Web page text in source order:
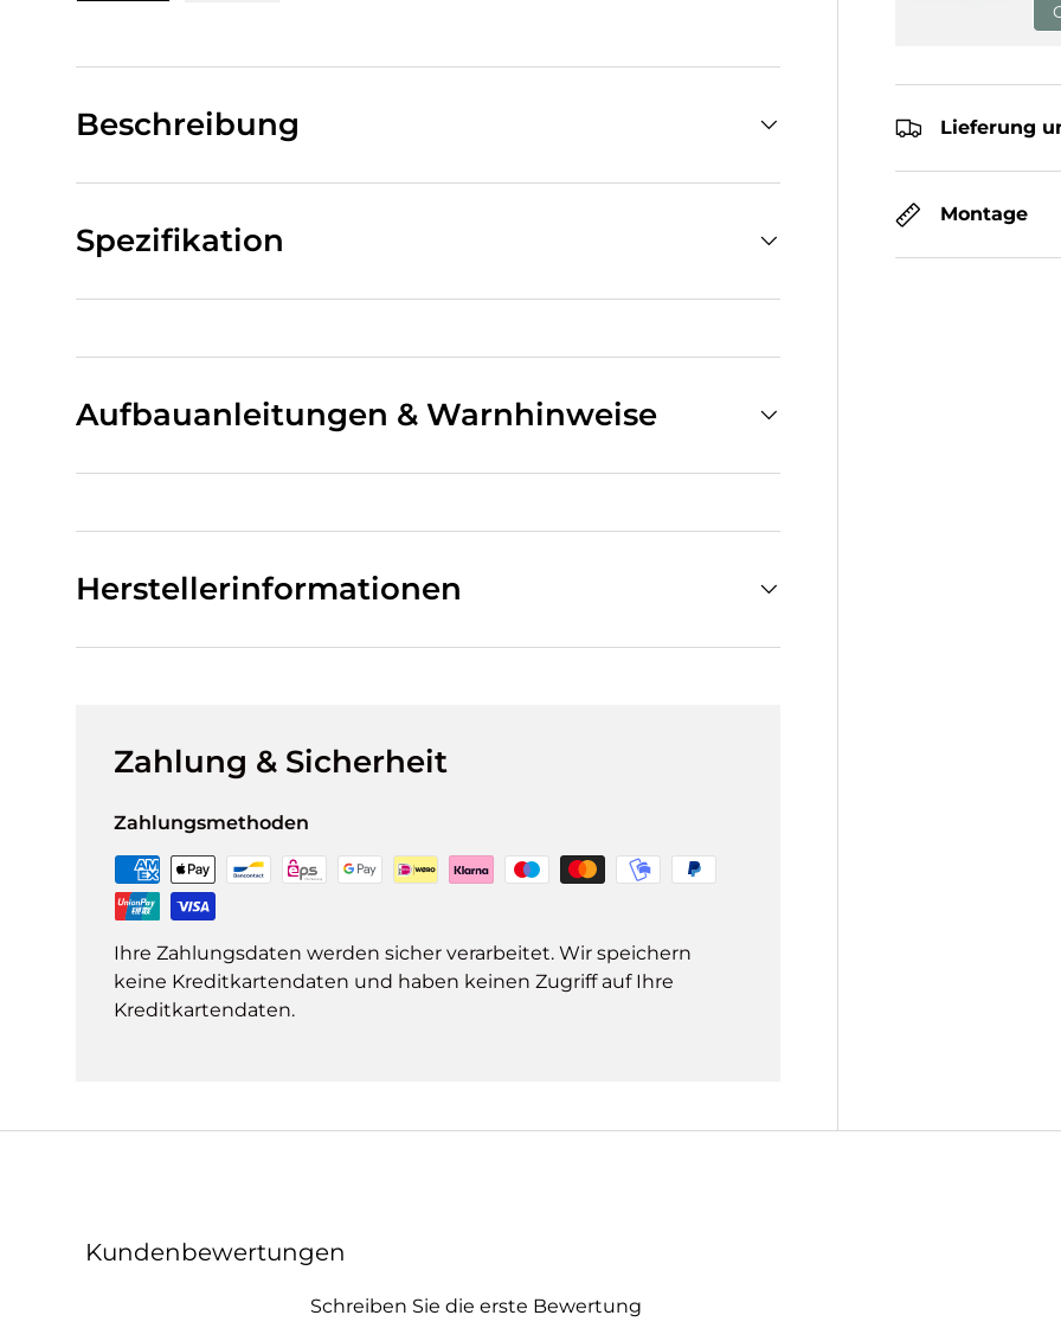
Lieferung
Montage
Beschreibung
Spezifikation
Aufbauanleitungen & Warnhinweise
Herstellerinformationen
Zahlung & Sicherheit
Zahlungsmethoden
Ihre Zahlungsdaten werden sicher verarbeitet. Wir speichern
keine Kreditkartendaten und haben keinen Zugriff auf Ihre
Kreditkartendaten.
Kundenbewertungen
Schreiben Sie die erste Bewertung